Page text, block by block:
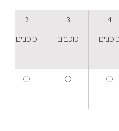
4
כוכבים
3
כוכבים
2
כוכבים